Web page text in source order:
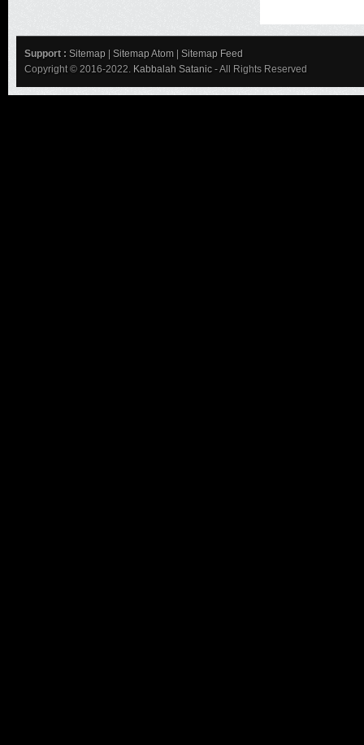
Support : Sitemap Sitemap Atom
Sitemap Feed
Copyright © 2016-2022. Kabbalah Satanic - All Rights Reserved